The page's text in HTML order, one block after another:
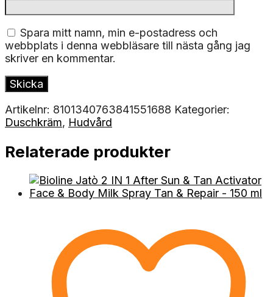
Spara mitt namn, min e-postadress och
webbplats i denna webbläsare till nästa gång jag
skriver en kommentar.
Artikelnr: 8101340763841551688 Kategorier:
Duschkräm, Hudvård
Relaterade produkter